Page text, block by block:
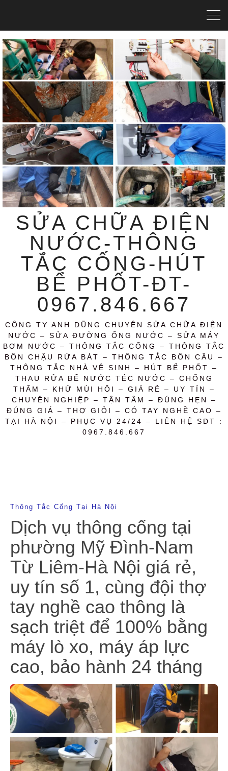
SỬA CHỮA ĐIỆN
NƯỚC-THÔNG
TẮC CỐNG-HÚT
BỂ PHỐT-ĐT-
0967.846.667
CÔNG TY ANH DŨNG CHUYÊN SỬA CHỮA ĐIỆN
NƯỚC – SỬA ĐƯỜNG ỐNG NƯỚC – SỬA MÁY
BƠM NƯỚC – THÔNG TẮC CỐNG – THÔNG TẮC
BỒN CHẬU RỬA BÁT – THÔNG TẮC BỒN CẦU –
THÔNG TẮC NHÀ VỆ SINH – HÚT BỂ PHỐT –
THAU RỬA BỂ NƯỚC TÉC NƯỚC – CHỐNG
THẤM – KHỬ MÙI HÔI – GIÁ RẺ – UY TÍN –
CHUYÊN NGHIỆP – TẬN TÂM – ĐÚNG HẸN –
ĐÚNG GIÁ – THỢ GIỎI – CÓ TAY NGHỀ CAO –
TẠI HÀ NỘI – PHỤC VỤ 24/24 – LIÊN HỆ SĐT :
0967.846.667
Thông Tắc Cống Tại Hà Nội
Dịch vụ thông cống tại
phường Mỹ Đình-Nam
Từ Liêm-Hà Nội giá rẻ,
uy tín số 1, cùng đội thợ
tay nghề cao thông là
sạch triệt để 100% bằng
máy lò xo, máy áp lực
cao, bảo hành 24 tháng